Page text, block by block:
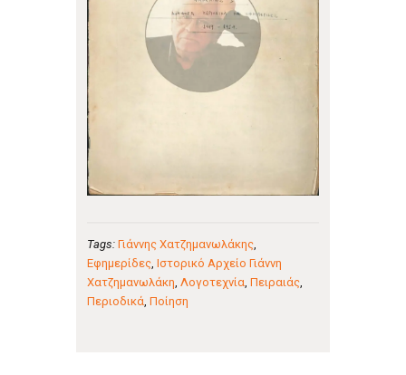
Tags: Γιάννης Χατζημανωλάκης,
Εφημερίδες, Ιστορικό Αρχείο Γιάννη
Χατζημανωλάκη, Λογοτεχνία, Πειραιάς,
Περιοδικά, Ποίηση